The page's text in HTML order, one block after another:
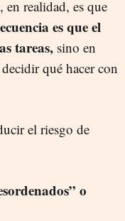
realidad, es que
es que el
tareas, sino en
qué hacer con
el riesgo de
o